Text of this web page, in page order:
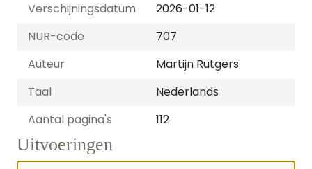
Verschijningsdatum
2026-01-12
NUR-code
707
Auteur
Martijn Rutgers
Taal
Nederlands
Aantal pagina's
112
Uitvoeringen